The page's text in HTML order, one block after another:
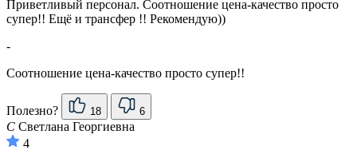
Приветливый персонал. Соотношение цена-качество просто
супер!! Ещё и трансфер !! Рекомендую))
-
Соотношение цена-качество просто супер!!
Полезно? 18 6
С Светлана Георгиевна
4